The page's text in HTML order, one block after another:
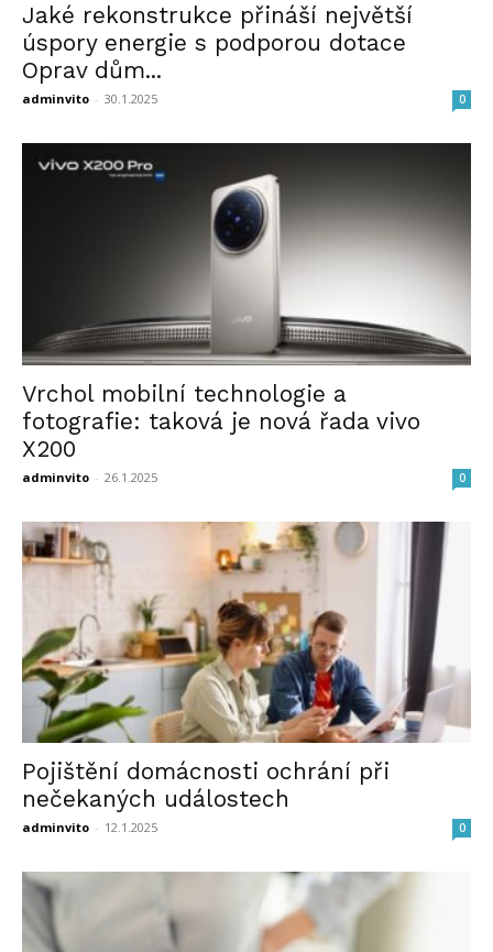
Jaké rekonstrukce přináší největší
úspory energie s podporou dotace
Oprav dům...
adminvito - 30.1.2025 0
Vrchol mobilní technologie a
fotografie: taková je nová řada vivo
X200
adminvito - 26.1.2025 0
Pojištění domácnosti ochrání při
nečekaných událostech
adminvito - 12.1.2025 0